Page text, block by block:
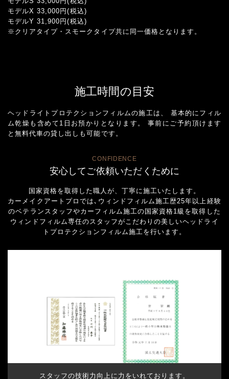
モデルX 33,000円(税込)
モデルY 31,900円(税込)
※クリアタイプ・スモークタイプ共に同一価格となります。
施工時間の目安
ヘッドライトプロテクションフィルムの施工は、 基本的にフィル
ム乾燥も含めて1日お預かりとなります。 事前にご予約頂けます
と無料代車の貸し出しも可能です。
CONFIDENCE
安心してご依頼いただくために
国家資格を取得した職人が、丁寧に施工いたします。
カーメイクアートプロでは､ウィンドフィルム施工歴25年以上経験
のベテランスタッフやカーフィルム施工の国家資格1級を取得した
ウィンドフィルム専任のスタッフがこだわりの美しいヘッドライ
トプロテクションフィルム施工を行います。
スタッフの技術力向上に力をいれております。